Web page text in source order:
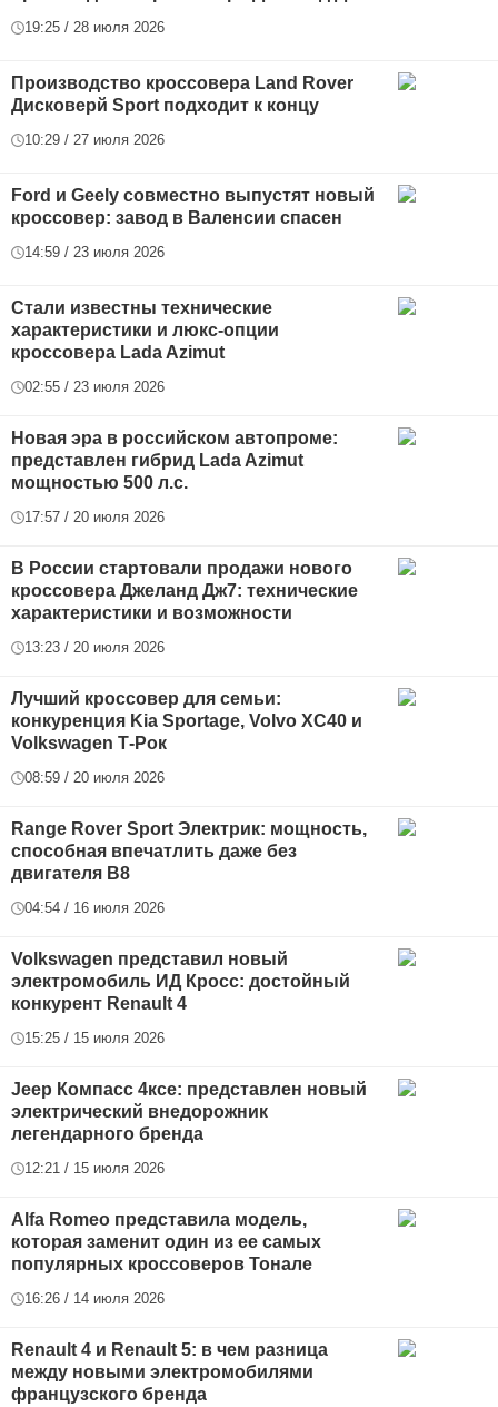
19:25 / 28 июля 2026
Производство кроссовера Land Rover
Дисковерй Sport подходит к концу
10:29 / 27 июля 2026
Ford и Geely совместно выпустят новый
кроссовер: завод в Валенсии спасен
14:59 / 23 июля 2026
Стали известны технические
характеристики и люкс-опции
кроссовера Lada Azimut
02:55 / 23 июля 2026
Новая эра в российском автопроме:
представлен гибрид Lada Azimut
мощностью 500 л.с.
17:57 / 20 июля 2026
В России стартовали продажи нового
кроссовера Джеланд Дж7: технические
характеристики и возможности
13:23 / 20 июля 2026
Лучший кроссовер для семьи:
конкуренция Kia Sportage, Volvo XC40 и
Volkswagen Т-Рок
08:59 / 20 июля 2026
Range Rover Sport Электрик: мощность,
способная впечатлить даже без
двигателя В8
04:54 / 16 июля 2026
Volkswagen представил новый
электромобиль ИД Кросс: достойный
конкурент Renault 4
15:25 / 15 июля 2026
Jeep Компасс 4ксе: представлен новый
электрический внедорожник
легендарного бренда
12:21 / 15 июля 2026
Alfa Romeo представила модель,
которая заменит один из ее самых
популярных кроссоверов Тонале
16:26 / 14 июля 2026
Renault 4 и Renault 5: в чем разница
между новыми электромобилями
французского бренда